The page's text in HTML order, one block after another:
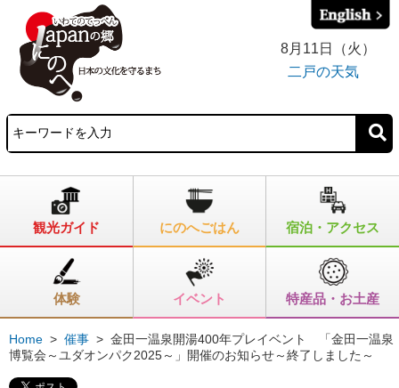
8月11日（火）
二戸の天気
観光ガイド にのへごはん 宿泊・アクセス
体験 イベント 特産品・お土産
Home > 催事 > 金田一温泉開湯400年プレイベント 「金田一温泉
博覧会～ユダオンパク2025～」開催のお知らせ～終了しました～